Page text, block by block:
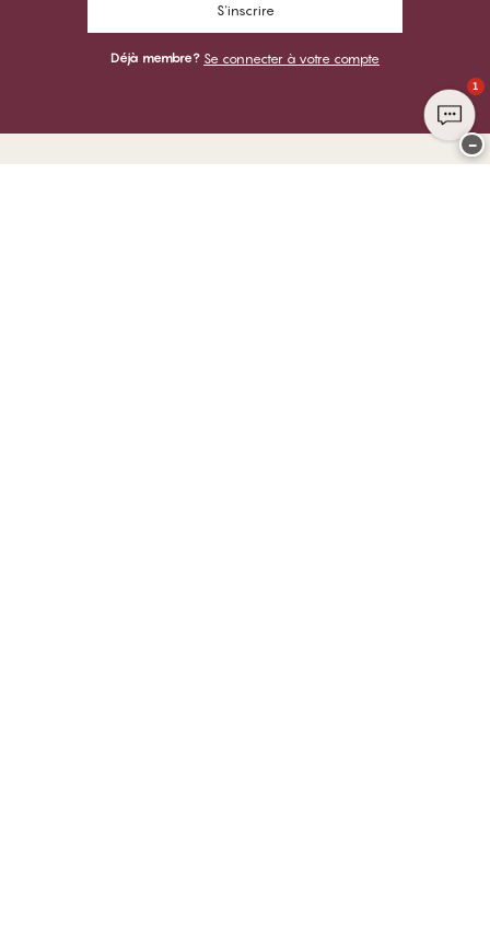
S'inscrire
Déjà membre? Se connecter à votre compte
1
−